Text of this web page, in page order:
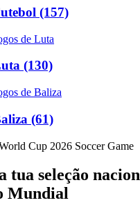
(157)
(130)
(61)
Cup 2026 Soccer Game
tua seleção
Mundial